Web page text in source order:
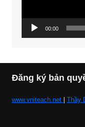
00:00
Đăng ký bản
www.vniteach.net | Thầy